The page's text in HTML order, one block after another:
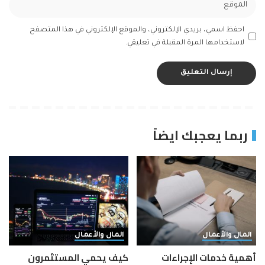
احفظ اسمي، بريدي الإلكتروني، والموقع الإلكتروني في هذا المتصفح
لاستخدامها المرة المقبلة في تعليقي.
ربما يعجبك ايضاً
المال والأعمال
أهمية خدمات الإجراءات
المال والأعمال
كيف يحمي المستثمرون